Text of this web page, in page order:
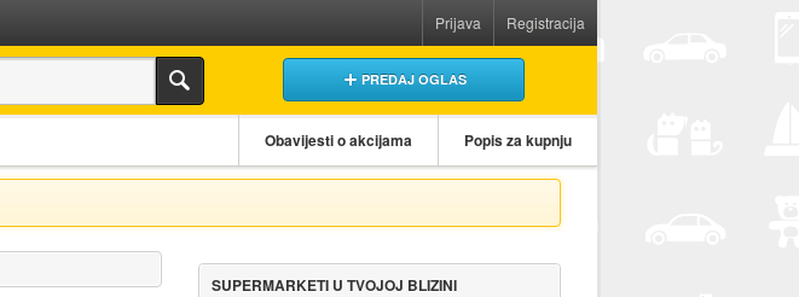
Prijava Registracija
PREDAJ OGLAS
Obavijesti o akcijama Popis za kupnju
SUPERMARKETI U TVOJOJ BLIZINI